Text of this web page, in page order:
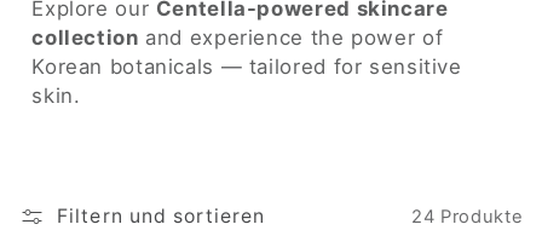
Explore our Centella-powered skincare
collection and experience the power of
Korean botanicals — tailored for sensitive
skin.
Filtern und sortieren 24 Produkte